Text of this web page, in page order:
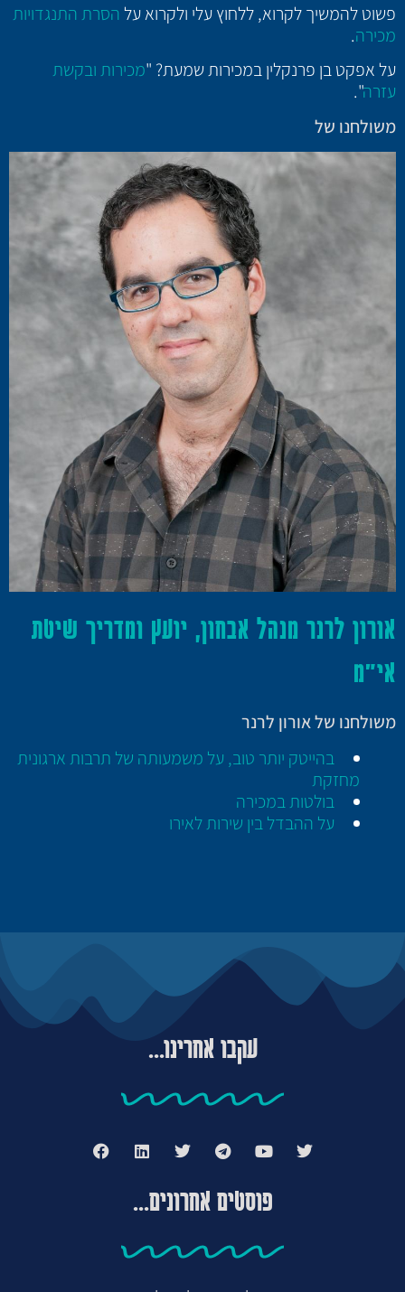
פשוט להמשיך לקרוא, ללחוץ עלי ולקרוא עלהסרת התנגדויות
מכירה.
על אפקט בן פרנקלין במכירות שמעת? "מכירות ובקשת
עזרה".
משולחנו של
אורון לרנר מנהל אבחון, יועץ ומדריך שיטת
אי"מ
משולחנו של אורון לרנר
בהייטק יותר טוב, על משמעותה של תרבות ארגונית
מחזקת
בולטות במכירה
על ההבדל בין שירות לאירו
עקבו אחרינו...
פוסטים אחרונים...